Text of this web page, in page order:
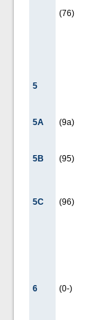
(76)
5
5A (9a)
5B (95)
5C (96)
6 (0-)